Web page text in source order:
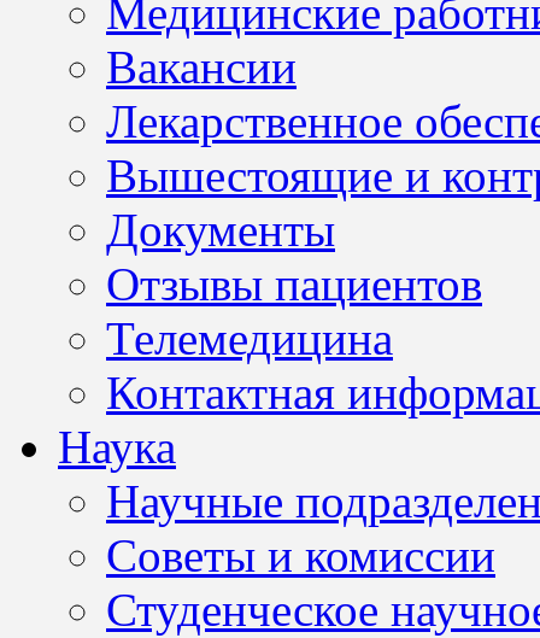
Медицинские
Вакансии
Лекарственное
Вышестоящие и
Документы
Отзывы пациентов
Телемедицина
Контактная
Наука
Научные
Советы и комиссии
Студенческое